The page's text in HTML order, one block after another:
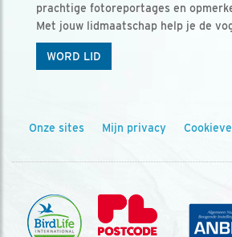
prachtige fotoreportages en
Met jouw lidmaatschap help je de
WORD LID
Onze sites Mijn privacy